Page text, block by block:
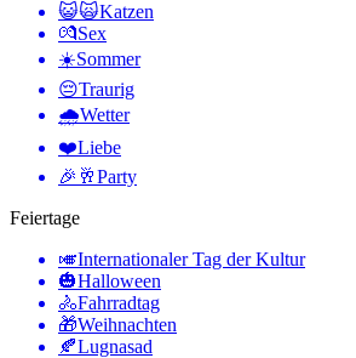
😺🙀Katzen
💏Sex
☀️Sommer
😔Traurig
🌧Wetter
❤️Liebe
🎉🥂Party
Feiertage
🎺Internationaler Tag der Kultur
🎃Halloween
🚴Fahrradtag
🎁Weihnachten
🍂Lugnasad